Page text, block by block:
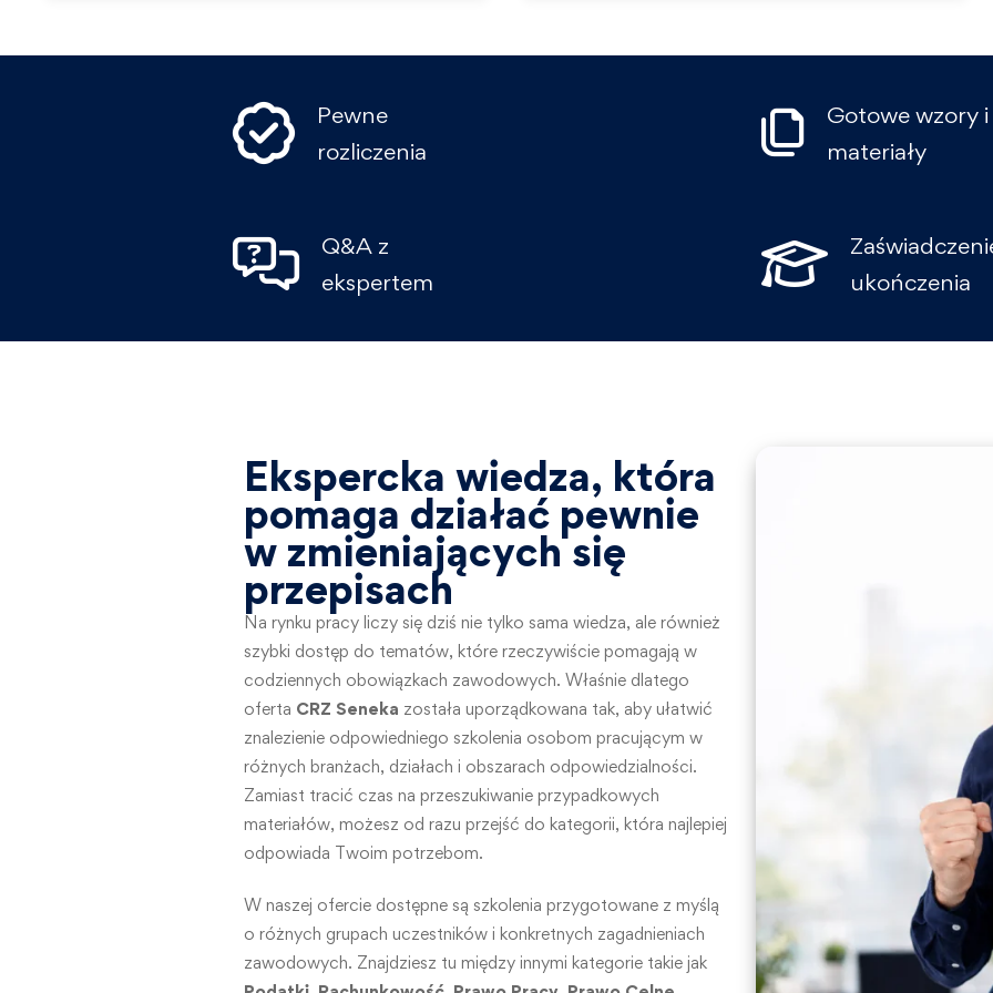
Pewne
rozliczenia
Gotowe wzory i
materiały
Q&A z
ekspertem
ukończenia
Ekspercka wiedza, która
pomaga działać pewnie
w zmieniających się
przepisach
Na rynku pracy liczy się dziś nie tylko sama wiedza, ale również
szybki dostęp do tematów, które rzeczywiście pomagają w
codziennych obowiązkach zawodowych. Właśnie dlatego
oferta CRZ Seneka została uporządkowana tak, aby ułatwić
znalezienie odpowiedniego szkolenia osobom pracującym w
różnych branżach, działach i obszarach odpowiedzialności.
Zamiast tracić czas na przeszukiwanie przypadkowych
materiałów, możesz od razu przejść do kategorii, która najlepiej
odpowiada Twoim potrzebom.
W naszej ofercie dostępne są szkolenia przygotowane z myślą
o różnych grupach uczestników i konkretnych zagadnieniach
zawodowych. Znajdziesz tu między innymi kategorie takie jak